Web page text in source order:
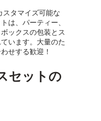
タマイズ可能な
は、パーティー、
ックスの包装とス
います。大量のた
せする歓迎！
セットの